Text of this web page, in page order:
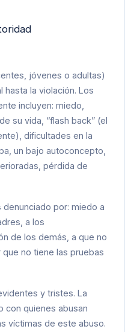
jóvenes o adultas)
la violación. Los
incluyen: miedo,
su vida, “flash back” (el
dificultades en la
un bajo autoconcepto,
pérdida de
por: miedo a
a los
de los demás, a que no
no tiene las pruebas
y tristes. La
con quienes abusan
víctimas de este abuso.